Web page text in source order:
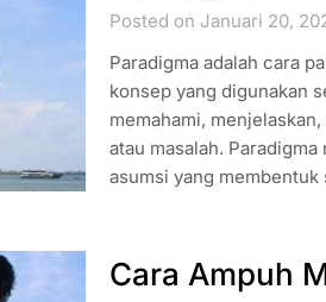
Posted on Januari 20,
Paradigma adalah cara
konsep yang digunakan
memahami,
atau masalah.
asumsi yang
Cara Ampuh